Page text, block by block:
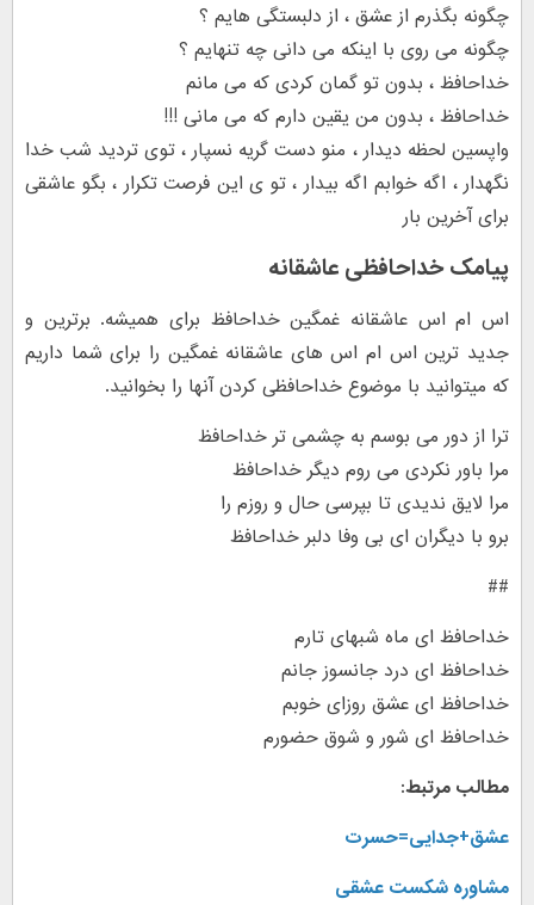
چگونه بگذرم از عشق ، از دلبستگی هایم ؟
چگونه می روی با اینکه می دانی چه تنهایم ؟
خداحافظ ، بدون تو گمان کردی که می مانم
خداحافظ ، بدون من یقین دارم که می مانی !!!
واپسین لحظه دیدار ، منو دست گریه نسپار ، توی تردید شب خدا
نگهدار ، اگه خوابم اگه بیدار ، تو ی این فرصت تکرار ، بگو عاشقی
برای آخرین بار
پیامک خداحافظی عاشقانه
اس ام اس عاشقانه غمگین خداحافظ برای همیشه. برترین و
جدید ترین اس ام اس های عاشقانه غمگین را برای شما داریم
که میتوانید با موضوع خداحافظی کردن آنها را بخوانید.
ترا از دور می بوسم به چشمی تر خداحافظ
مرا باور نکردی می روم دیگر خداحافظ
مرا لایق ندیدی تا بپرسی حال و روزم را
برو با دیگران ای بی وفا دلبر خداحافظ
##
خداحافظ ای ماه شبهای تارم
خداحافظ ای درد جانسوز جانم
خداحافظ ای عشق روزای خوبم
خداحافظ ای شور و شوق حضورم
مطالب مرتبط:
عشق+جدایی=حسرت
مشاوره شکست عشقی